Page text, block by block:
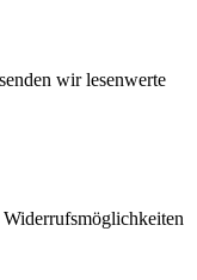
wir lesenwerte